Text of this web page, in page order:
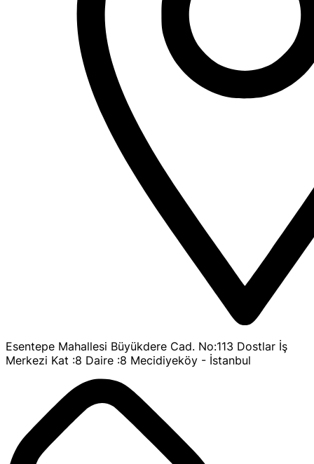
Esentepe Mahallesi Büyükdere Cad. No:113 Dostlar İş
Merkezi Kat :8 Daire :8 Mecidiyeköy - İstanbul